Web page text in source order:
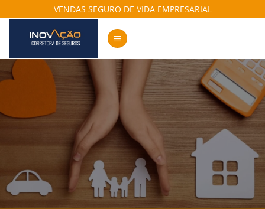
to
content
VENDAS SEGURO DE VIDA EMPRESARIAL